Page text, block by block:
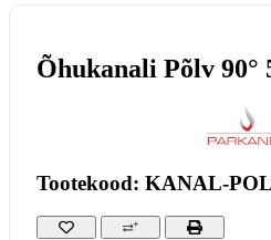
Õhukanali Põlv 90°
Tootekood: KANAL-